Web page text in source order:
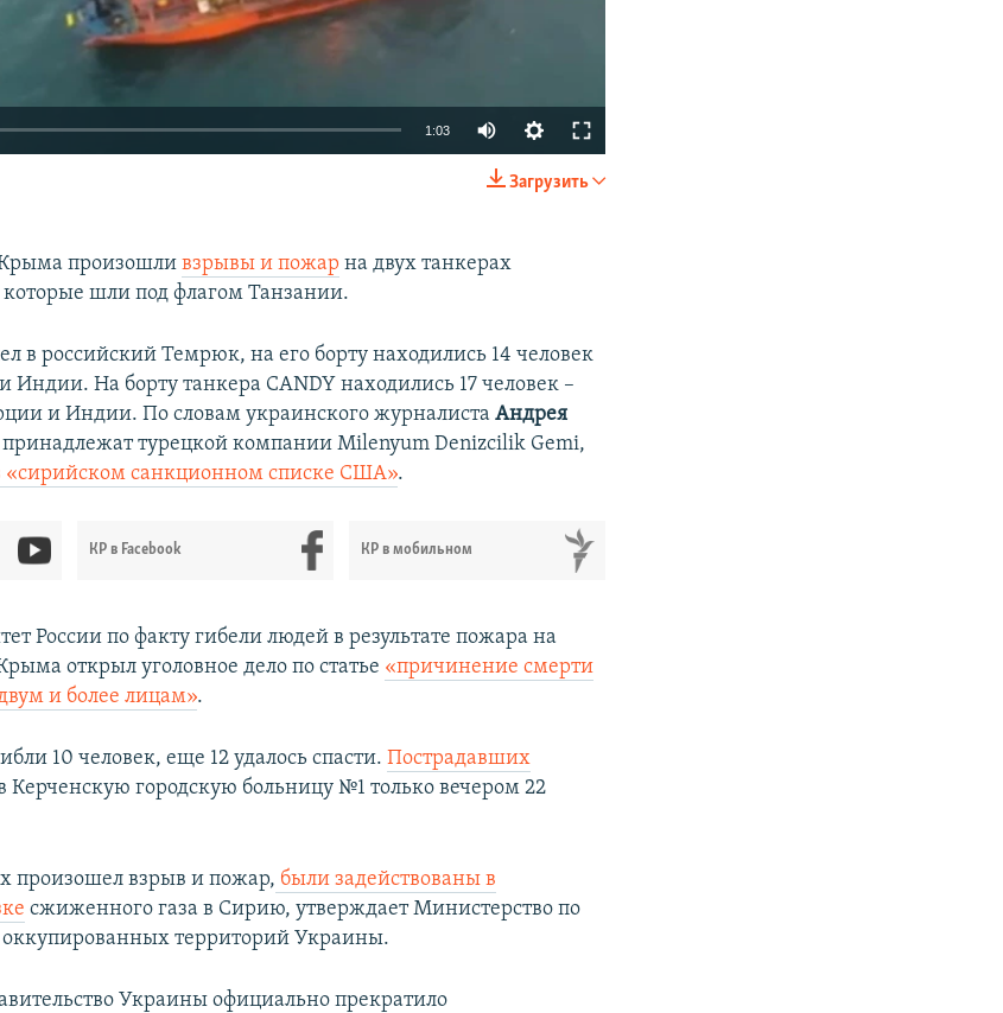
SHARE
1:03
Загрузить
Крыма произошливзрывы и пожар на двух танкерах
которые шли под флагом Танзании.​
в российский Темрюк, на его борту находились 14 человек
Индии. На борту танкера CANDY находились 17 человек –
и Индии. По словам украинского журналистаАндрея
турецкой компании Milenyum Denizcilik Gemi,
«сирийском санкционном списке США».
КР в Facebook КР в мобильном
России по факту гибели людей в результате пожара на
открыл уголовное дело по статье «причинение смерти
и более лицам».
10 человек, еще 12 удалось спасти.Пострадавших
Керченскую городскую больницу №1 только вечером 22
произошел взрыв и пожар, были задействованы в
сжиженного газа в Сирию, утверждает Министерство по
территорий Украины.
Украины официально прекратило